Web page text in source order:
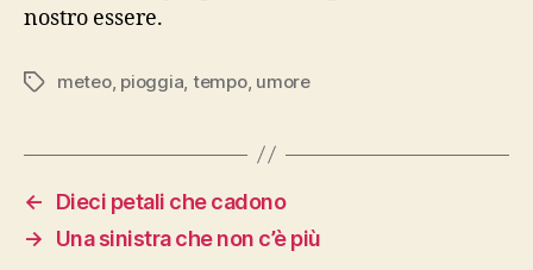
nostro essere.
Tag meteo, pioggia tempo, umore
←
Dieci petali che cadono
→
Una sinistra che non c’è più